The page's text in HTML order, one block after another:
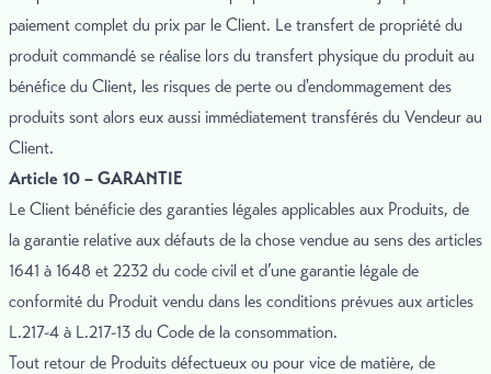
paiement complet du prix par le Client. Le transfert de propriété du
produit commandé se réalise lors du transfert physique du produit au
bénéfice du Client, les risques de perte ou d'endommagement des
produits sont alors eux aussi immédiatement transférés du Vendeur au
Client.
Article 10 – GARANTIE
Le Client bénéficie des garanties légales applicables aux Produits, de
la garantie relative aux défauts de la chose vendue au sens des articles
1641 à 1648 et 2232 du code civil et d’une garantie légale de
conformité du Produit vendu dans les conditions prévues aux articles
L.217-4 à L.217-13 du Code de la consommation.
Tout retour de Produits défectueux ou pour vice de matière, de